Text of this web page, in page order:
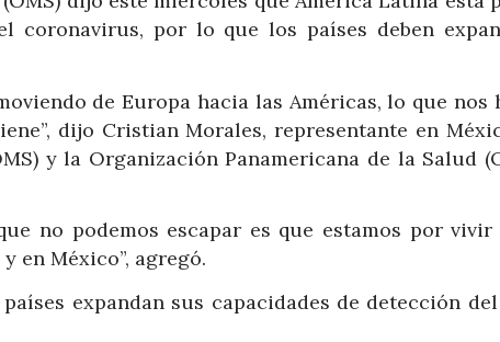
coronavirus, por lo que los países deben
de Europa hacia las Américas, lo que nos
dijo Cristian Morales, representante en
y la Organización Panamericana de la Salud
no podemos escapar es que estamos por
en México”, agregó.
expandan sus capacidades de detección